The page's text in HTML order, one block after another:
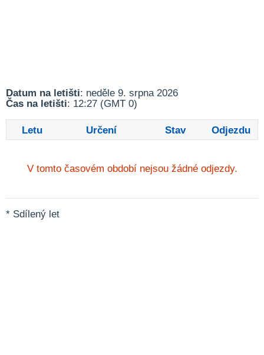
Datum na letišti: neděle 9. srpna 2026
Čas na letišti: 12:27 (GMT 0)
Letu Určení Stav Odjezdu
V tomto časovém období nejsou žádné odjezdy.
* Sdílený let